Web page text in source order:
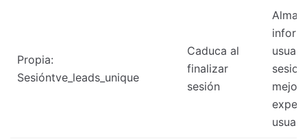
Propia:
Sesióntve_leads_unique
Caduca al
finalizar
sesión